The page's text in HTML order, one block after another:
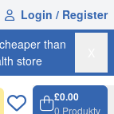
Login / Register
than
store
£0.00
0 Produkty